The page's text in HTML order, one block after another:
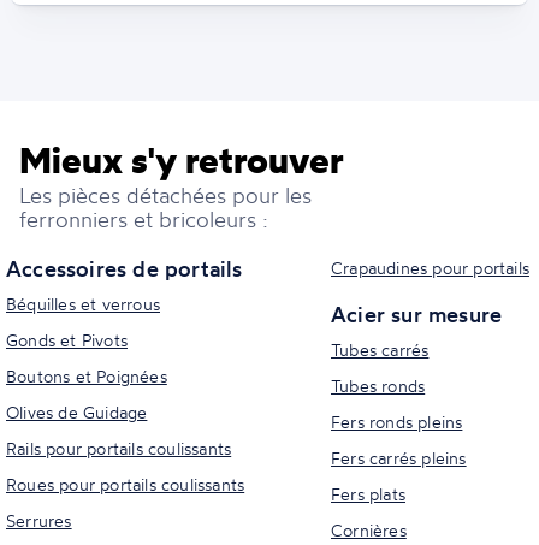
Mieux s'y retrouver
Les pièces détachées pour les
ferronniers et bricoleurs :
Accessoires de portails
Béquilles et verrous
Gonds et Pivots
Boutons et Poignées
Olives de Guidage
Rails pour portails coulissants
Roues pour portails coulissants
Serrures
Crapaudines pour portails
Acier sur mesure
Tubes carrés
Tubes ronds
Fers ronds pleins
Fers carrés pleins
Fers plats
Cornières